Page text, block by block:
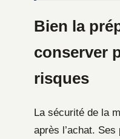
Bien la
conserver
risques
La sécurité de la
après l’achat.